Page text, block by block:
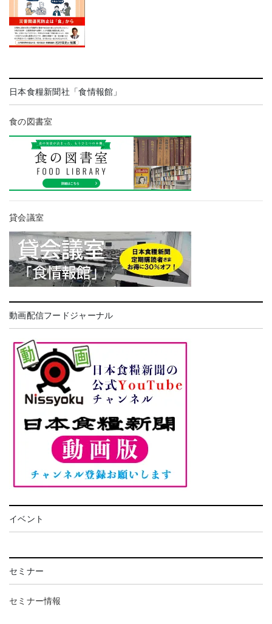
日本食糧新聞社「食情報館」
食の図書室
貸会議室
動画配信フードジャーナル
イベント
セミナー
セミナー情報